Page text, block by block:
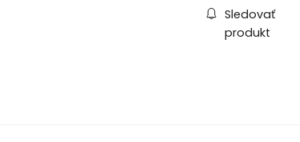
Sledovať
produkt